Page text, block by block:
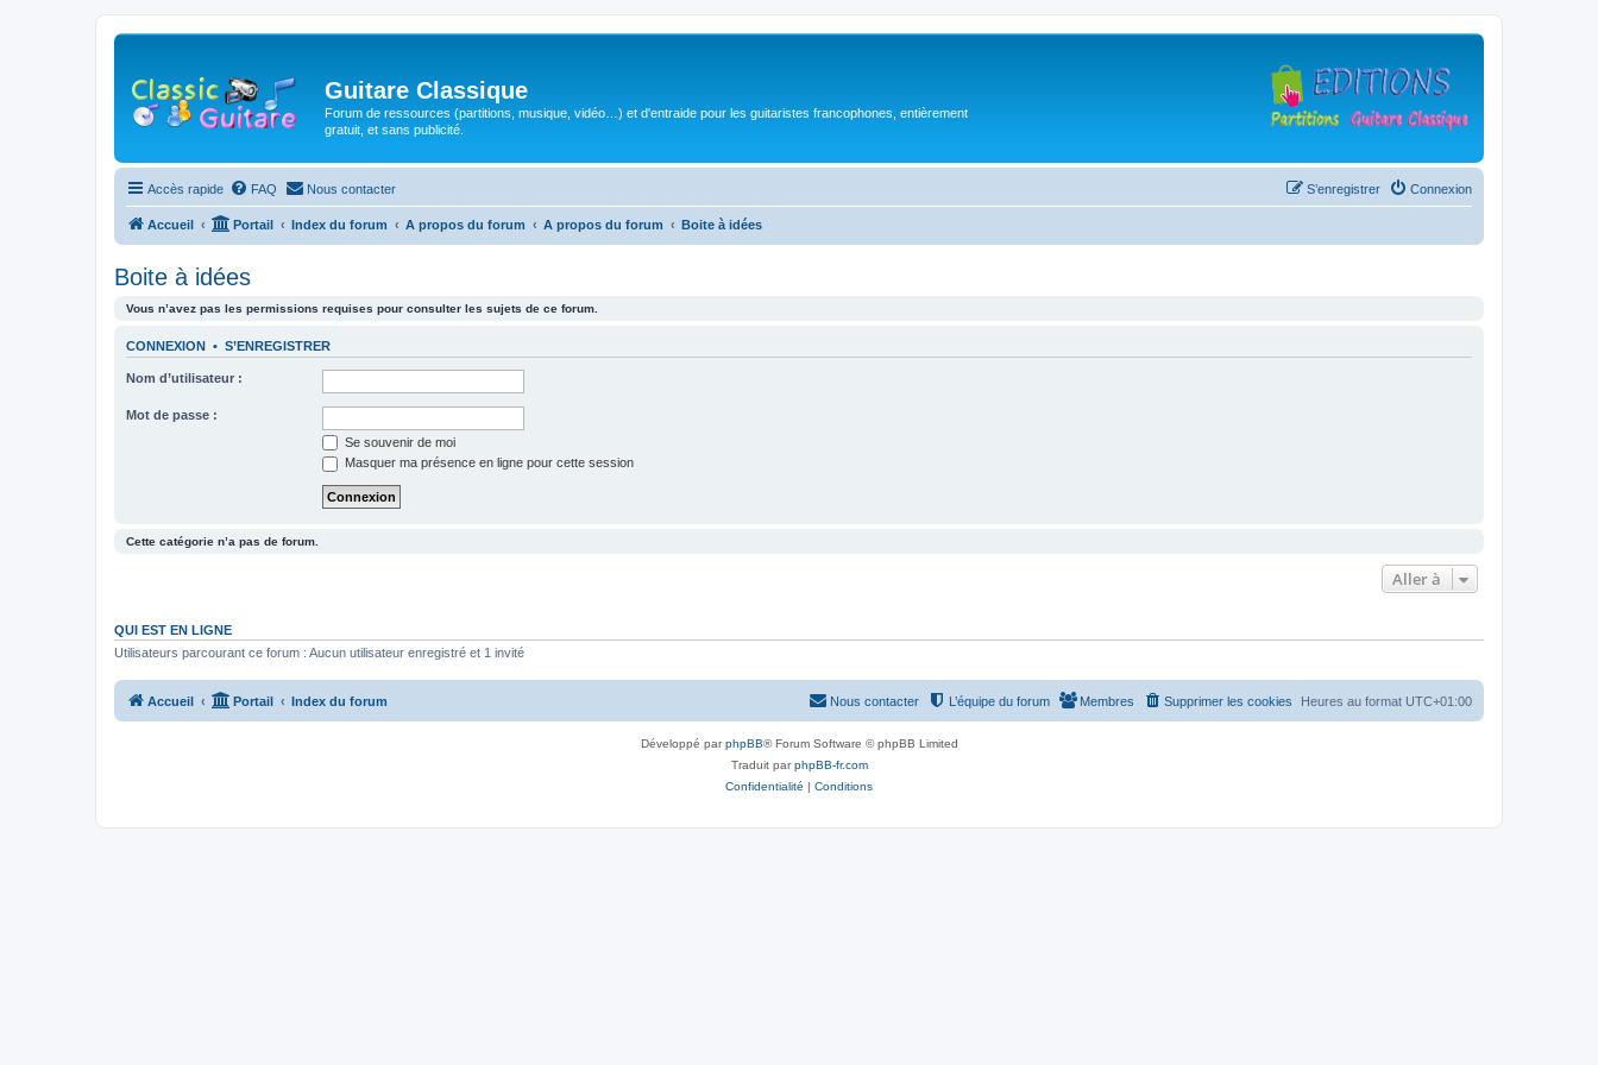
Guitare Classique
Forum de ressources (partitions, musique, vidéo…) et d'entraide pour les guitaristes francophones, entièrement
gratuit, et sans publicité.
Accès rapide FAQ Nous contacter Connexion
S’enregistrer
Accueil Portail Index du forum A propos du forum A propos du forum Boite à idées
Boite à idées
Vous n’avez pas les permissions requises pour consulter les sujets de ce forum.
CONNEXION • S’ENREGISTRER
Nom d’utilisateur :
Mot de passe :
Se souvenir de moi
Masquer ma présence en ligne pour cette session
Cette catégorie n’a pas de forum.
Aller à
QUI EST EN LIGNE
Utilisateurs parcourant ce forum : Aucun utilisateur enregistré et 1 invité
Accueil Portail Index du forum Heures au format UTC+01:00
Supprimer les cookies
Membres
L’équipe du forum
Nous contacter
Développé parphpBB® Forum Software © phpBB Limited
Traduit parphpBB-fr.com
Confidentialité | Conditions